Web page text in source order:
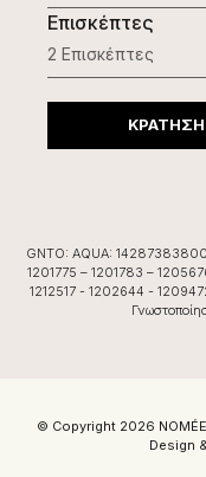
Επισκέπτες
ΚΡΑΤΗΣΗ
GNTO: AQUA:
1201775 – 1201783 –
1212517 - 1202644 -
© Copyright 2026
Design